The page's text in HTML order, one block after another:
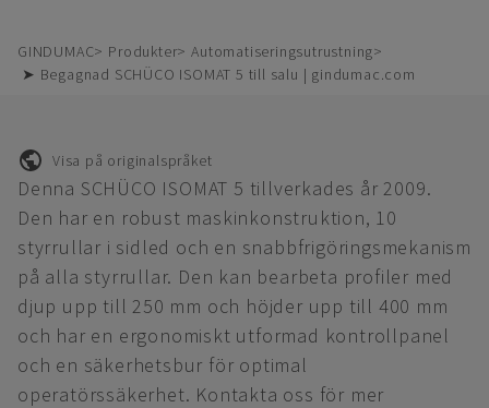
GINDUMAC Produkter
Automatiseringsutrustning
➤ Begagnad SCHÜCO ISOMAT 5 till salu | gindumac.com
Visa på originalspråket
Denna SCHÜCO ISOMAT 5 tillverkades år 2009.
Den har en robust maskinkonstruktion, 10
styrrullar i sidled och en snabbfrigöringsmekanism
på alla styrrullar. Den kan bearbeta profiler med
djup upp till 250 mm och höjder upp till 400 mm
och har en ergonomiskt utformad kontrollpanel
och en säkerhetsbur för optimal
operatörssäkerhet. Kontakta oss för mer